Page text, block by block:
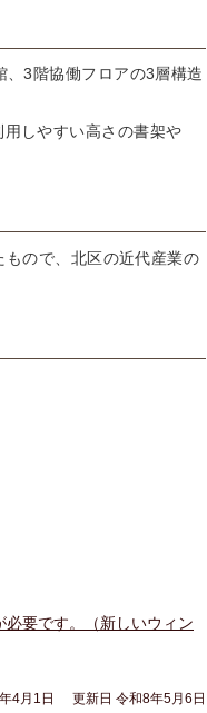
3階協働フロアの3層構造
しやすい高さの書架や
ので、北区の近代産業の
要です。（新しいウィン
4月1日 更新日 令和8年5月6日